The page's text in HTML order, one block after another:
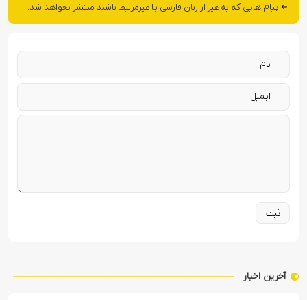
پیام هایی که به غیر از زبان فارسی یا غیرمرتبط باشند منتشر نخواهد شد.
آخرین اخبار